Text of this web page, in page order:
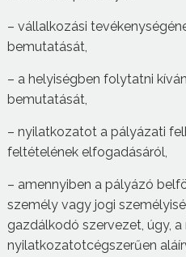
– vállalkozási
bemutatását,
– a helyiségben folytatni
bemutatását,
– nyilatkozatot a pályázati
feltételének elfogadásáról,
– amennyiben a pályázó
személy vagy jogi
gazdálkodó szervezet, úgy,
nyilatkozatotcégszerűen